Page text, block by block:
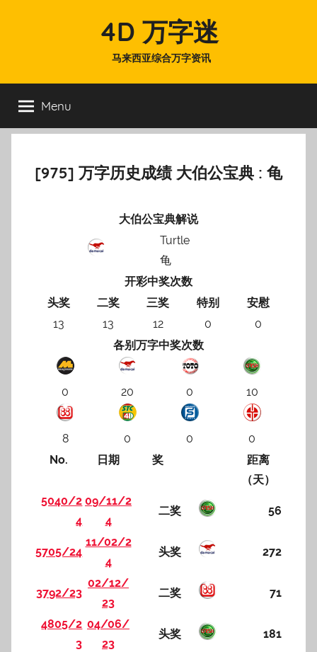
4D 万字迷
马来西亚综合万字资讯
Menu
[975] 万字历史成绩 大伯公宝典 : 龟
大伯公宝典解说
Turtle
龟
开彩中奖次数
头奖
二奖 三奖 特别
安慰
13
13 12 0
0
各别万字中奖次数
0 20 0 10
8 0 0
0
No.
日期 奖
距离
（天）
5040/2
4
09/11/2
4
二奖 56
5705/24
11/02/2
4
头奖 272
3792/23
02/12/
23
二奖 71
4805/2
3
04/06/
23
头奖 181